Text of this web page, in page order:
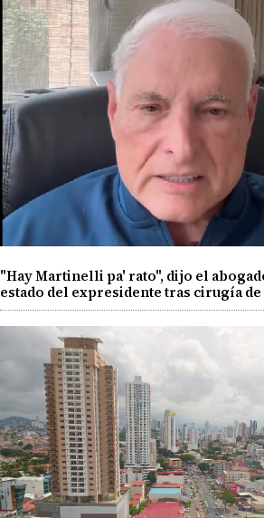
"Hay Martinelli pa' rato", dijo el
estado del expresidente tras cirugía